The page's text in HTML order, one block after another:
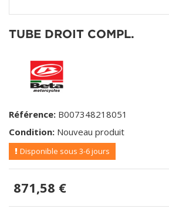
TUBE DROIT COMPL.
Référence: B007348218051
Condition: Nouveau produit
Disponible sous 3-6 jours
871,58 €